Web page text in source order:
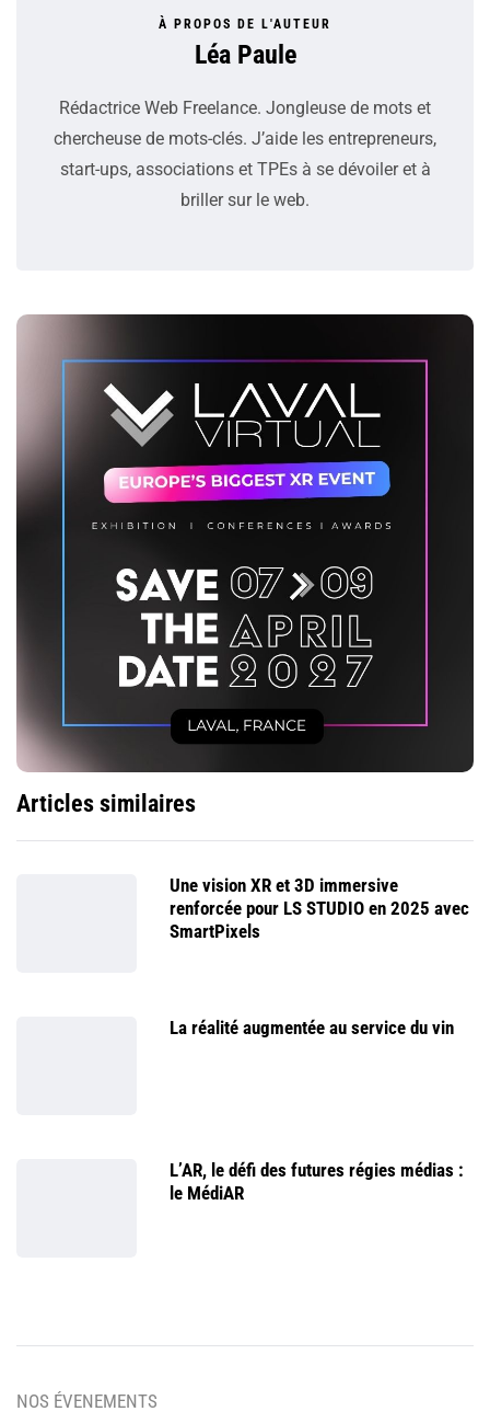
À PROPOS DE L'AUTEUR
Léa Paule
Rédactrice Web Freelance. Jongleuse de mots et
chercheuse de mots-clés. J’aide les entrepreneurs,
start-ups, associations et TPEs à se dévoiler et à
briller sur le web.
Articles similaires
Une vision XR et 3D immersive
renforcée pour LS STUDIO en 2025 avec
SmartPixels
La réalité augmentée au service du vin
L’AR, le défi des futures régies médias :
le MédiAR
NOS ÉVENEMENTS